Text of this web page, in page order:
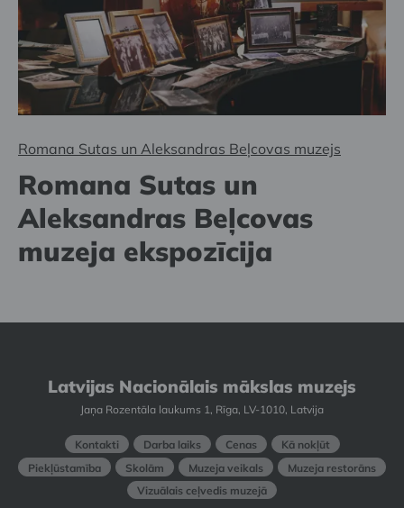
Romana Sutas un Aleksandras Beļcovas muzejs
Romana Sutas un
Aleksandras Beļcovas
muzeja ekspozīcija
Latvijas Nacionālais mākslas muzejs
Jaņa Rozentāla laukums 1, Rīga, LV-1010, Latvija
Kontakti Darba laiks Cenas
Kā nokļūt
Piekļūstamība
Skolām Muzeja veikals
Muzeja restorāns
Vizuālais ceļvedis muzejā